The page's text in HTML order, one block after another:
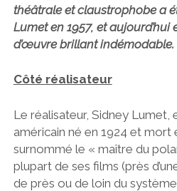
théâtrale et claustrophobe a
Lumet en 1957, et
d’œuvre brillant indémodable.
Côté réalisateur
Le réalisateur, Sidney Lumet,
américain né en 1924 et mort
surnommé le « maître du
plupart de ses films (près
de près ou de loin du